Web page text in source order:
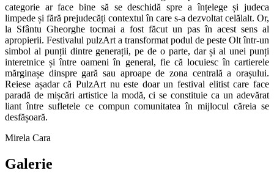
categorie ar face bine să se deschidă spre a înțelege și judeca
limpede și fără prejudecăți contextul în care s-a dezvoltat celălalt. Or,
la Sfântu Gheorghe tocmai a fost făcut un pas în acest sens al
apropierii. Festivalul pulzArt a transformat podul de peste Olt într-un
simbol al punții dintre generații, pe de o parte, dar și al unei punți
interetnice și între oameni în general, fie că locuiesc în cartierele
mărginașe dinspre gară sau aproape de zona centrală a orașului.
Reiese așadar că PulzArt nu este doar un festival elitist care face
paradă de mișcări artistice la modă, ci se constituie ca un adevărat
liant între sufletele ce compun comunitatea în mijlocul căreia se
desfășoară.
Mirela Cara
Galerie